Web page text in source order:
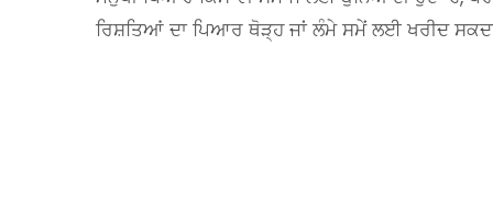
ਰਿਸ਼ਤਿਆਂ ਦਾ ਪਿਆਰ ਥੋੜ੍ਹ ਜਾਂ ਲੰਮੇ ਸਮੇਂ ਲਈ ਖਰੀਦ